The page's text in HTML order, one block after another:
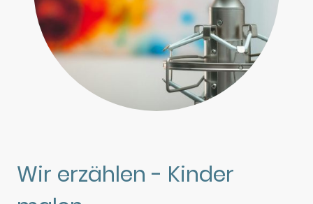
Wir erzählen - Kinder